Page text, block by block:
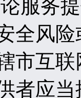
服务
全风
市互
者应